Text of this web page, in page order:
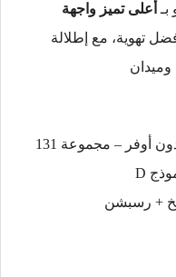
أعلى تميز واجهة
تهوية، مع إطلالة
وميدان
أوفر – مجموعة 131
+ رسبشن